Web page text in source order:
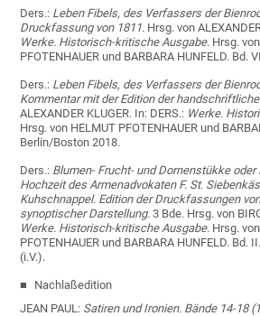
Ders.: Leben Fibels, des Verfassers der
Druckfassung von 1811. Hrsg. von
Werke. Historisch-kritische Ausgabe. Hrsg.
PFOTENHAUER und BARBARA HUNFELD. Bd.
Ders.: Leben Fibels, des Verfassers der
Kommentar mit der Edition der
ALEXANDER KLUGER. In: DERS.: Werke.
Hrsg. von HELMUT PFOTENHAUER und
Berlin/Boston 2018.
Ders.: Blumen- Frucht- und Dornenstükke oder
Hochzeit des Armenadvokaten F. St.
Kuhschnappel. Edition der Druckfassungen
synoptischer Darstellung. 3 Bde. Hrsg. von
Werke. Historisch-kritische Ausgabe. Hrsg.
PFOTENHAUER und BARBARA HUNFELD. Bd.
(i.V.).
Nachlaßedition
JEAN PAUL: Satiren und Ironien. Bände 14-18